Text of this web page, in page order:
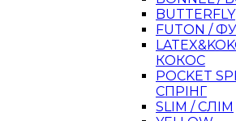
BUTTERFLY
FUTON /
КОКОС
POCKET
СПРІНГ
SLIM / СЛІМ